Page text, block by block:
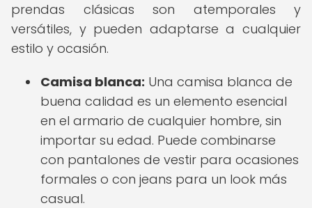
prendas clásicas son atemporales y
versátiles, y pueden adaptarse a cualquier
estilo y ocasión.
Camisa blanca: Una camisa blanca de
buena calidad es un elemento esencial
en el armario de cualquier hombre, sin
importar su edad. Puede combinarse
con pantalones de vestir para ocasiones
formales o con jeans para un look más
casual.